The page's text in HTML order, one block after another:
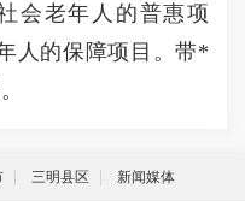
老年人的普惠项
人的保障项目。带*
三明县区 新闻媒体